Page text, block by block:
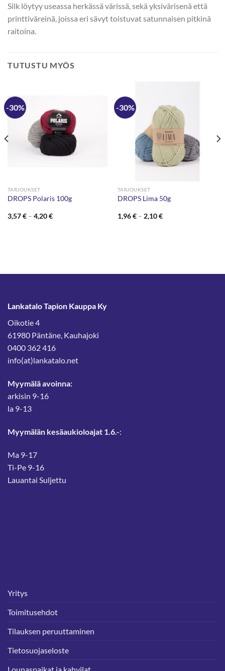
Silk löytyy useassa herkässä värissä, sekä yksivärisenä että
printtiväreinä, joissa eri sävyt toistuvat satunnaisen pitkinä
raitoina.
TUTUSTU MYÖS
-30%
TARJOUKSET
DROPS Polaris 100g
3,57€ – 4,20€Hintaluokka:
-30%
TARJOUKSET
DROPS Lima 50g
1,96€ – 2,10€Hintaluokka:
Lankatalo Tapion Kauppa Ky
Oikotie 4
61980 Päntäne, Kauhajoki
0400 362 416
info(at)lankatalo.net
Myymälä avoinna:
arkisin 9-16
la 9-13
Myymälän kesäaukioloajat 1.6.-:
Ma 9-17
Ti-Pe 9-16
Lauantai Suljettu
Yritys
Toimitusehdot
Tilauksen peruuttaminen
Tietosuojaseloste